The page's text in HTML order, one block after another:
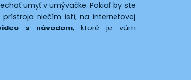
umyť v umývačke. Pokiaľ by ste
niečím istí, na internetovej
s návodom, ktoré je vám